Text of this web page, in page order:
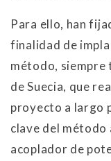
Para ello, han
finalidad de
método, siempre
de Suecia, que
proyecto a largo
clave del método
acoplador de